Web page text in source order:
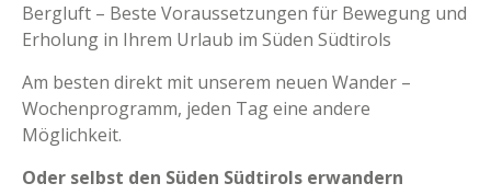
Bergluft – Beste Voraussetzungen für Bewegung und
Erholung in Ihrem Urlaub im Süden Südtirols
Am besten direkt mit unserem neuen Wander –
Wochenprogramm, jeden Tag eine andere
Möglichkeit.
Oder selbst den Süden Südtirols erwandern